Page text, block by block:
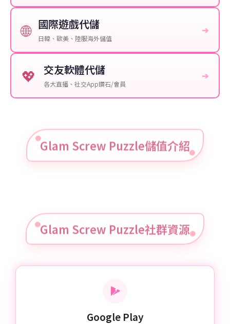
🌐 國際遊戲代儲
日韓、歐美、陸服海外儲值
➔
💖 交友軟體代儲
各大直播、社交App鑽石/會員
➔
Glam Screw Puzzle儲值介紹
Glam Screw Puzzle社群資源
Google Play